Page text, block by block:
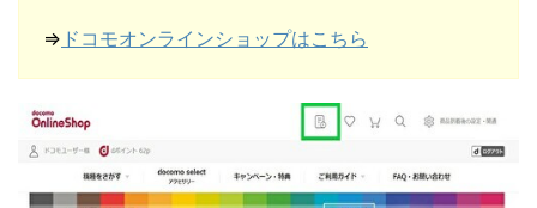
⇒ ドコモオンラインショップはこちら